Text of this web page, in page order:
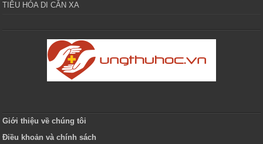
TIÊU HÓA DI CĂN XA
Giới thiệu về chúng tôi
Điều khoản và chính sách